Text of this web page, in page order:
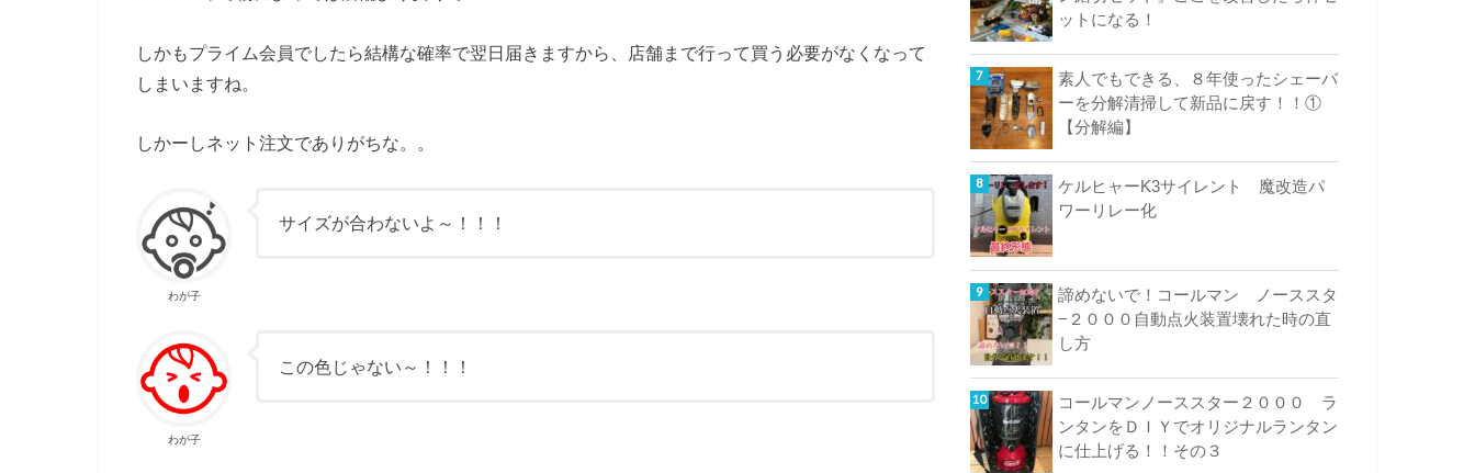
しかもプライム会員でしたら結構な確率で翌日届きますから、店舗まで行って買う必要がなくなって
しまいますね。
しかーしネット注文でありがちな。。
わが子
サイズが合わないよ～！！！
わが子
この色じゃない～！！！
ットになる！
素人でもできる、８年使ったシェーバ
ーを分解清掃して新品に戻す！！①
【分解編】
ケルヒャーK3サイレント 魔改造パ
ワーリレー化
諦めないで！コールマン ノーススタ
−２０００自動点火装置壊れた時の直
し方
コールマンノーススター２０００ ラ
ンタンをＤＩＹでオリジナルランタン
に仕上げる！！その３